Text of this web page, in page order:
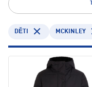
DĚTI MCKINLEY